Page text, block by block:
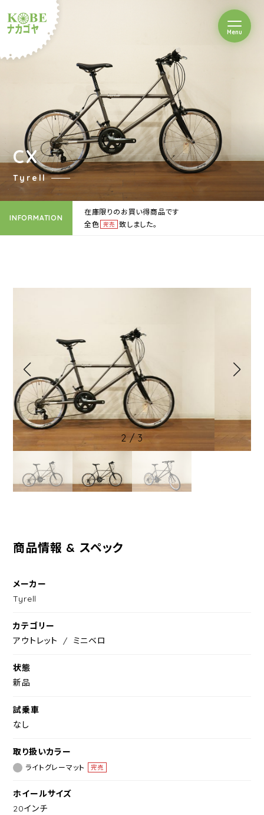
ルショップナカゴヤ
Menuを開閉
Tyrell
CX
INFORMATION
在庫限りのお買い得商品です
全色
完売 致しました。
2/3
商品情報 & スペック
メーカー
Tyrell
カテゴリー
アウトレット
ミニベロ
状態
新品
試乗車
なし
取り扱いカラー
ライトグレーマット 完売
ホイールサイズ
20インチ